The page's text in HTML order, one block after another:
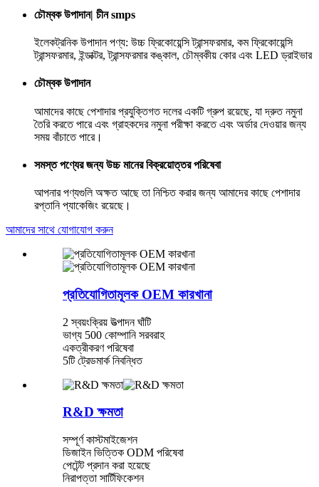
চৌম্বক উপাদান| চীন smps
ইলেকট্রনিক উপাদান পণ্য: উচ্চ ফ্রিকোয়েন্সি ট্রান্সফরমার, কম ফ্রিকোয়েন্সি
ট্রান্সফরমার, ইন্ডাক্টর, ট্রান্সফরমার কঙ্কাল, চৌম্বকীয় কোর এবং LED ড্রাইভার
চৌম্বক উপাদান
আমাদের কাছে পেশাদার প্রযুক্তিগত দলের একটি গ্রুপ রয়েছে, যা দ্রুত নমুনা
তৈরি করতে পারে এবং গ্রাহকদের নমুনা পরীক্ষা করতে এবং অর্ডার দেওয়ার জন্য
সময় বাঁচাতে পারে।
সমস্ত পণ্যের জন্য উচ্চ মানের বিক্রয়োত্তর পরিষেবা
আপনার পণ্যগুলি অক্ষত আছে তা নিশ্চিত করার জন্য আমাদের কাছে পেশাদার
রপ্তানি প্যাকেজিং রয়েছে।
আমাদের সাথে যোগাযোগ করুন
প্রতিযোগিতামূলক OEM কারখানা
2 স্বয়ংক্রিয় উত্পাদন ঘাঁটি
ভাগ্য 500 কোম্পানি সরবরাহ
একত্রীকরণ পরিষেবা
5টি ট্রেডমার্ক নিবন্ধিত
R&D ক্ষমতা
সম্পূর্ণ কাস্টমাইজেশন
ডিজাইন ভিত্তিক ODM পরিষেবা
পেটেন্ট প্রদান করা হয়েছে
নিরাপত্তা সার্টিফিকেশন